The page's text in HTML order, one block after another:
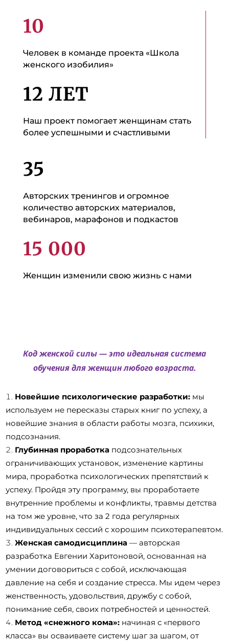
10
Человек в команде проекта «Школа
женского изобилия»
12 ЛЕТ
Наш проект помогает женщинам стать
более успешными и счастливыми
35
Авторских тренингов и огромное
количество авторских материалов,
вебинаров, марафонов и подкастов
15 000
Женщин изменили свою жизнь с нами
Код женской силы — это идеальная система
обучения для женщин любого возраста.
Новейшие психологические разработки: мы
используем не пересказы старых книг по успеху, а
новейшие знания в области работы мозга, психики,
подсознания.
Глубинная проработка подсознательных
ограничивающих установок, изменение картины
мира, проработка психологических препятствий к
успеху. Пройдя эту программу, вы проработаете
внутренние проблемы и конфликты, травмы детства
на том же уровне, что за 2 года регулярных
индивидуальных сессий с хорошим психотерапевтом.
Женская самодисциплина — авторская
разработка Евгении Харитоновой, основанная на
умении договориться с собой, исключающая
давление на себя и создание стресса. Мы идем через
женственность, удовольствия, дружбу с собой,
понимание себя, своих потребностей и ценностей.
Метод «снежного кома»: начиная с «первого
класса» вы осваиваете систему шаг за шагом, от